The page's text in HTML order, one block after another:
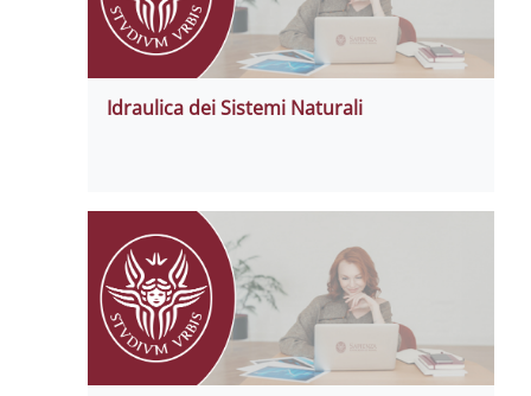
Idraulica dei Sistemi Naturali